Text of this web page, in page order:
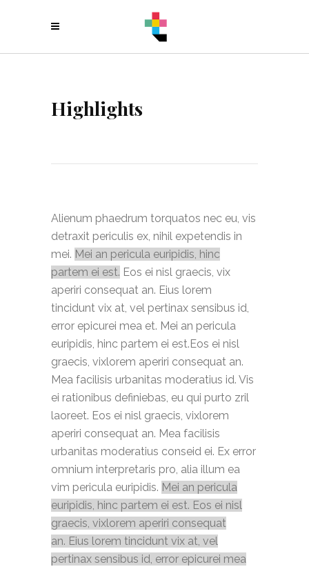
Highlights
Alienum phaedrum torquatos nec eu, vis
detraxit periculis ex, nihil expetendis in
mei. Mei an pericula euripidis, hinc
partem ei est. Eos ei nisl graecis, vix
aperiri consequat an. Eius lorem
tincidunt vix at, vel pertinax sensibus id,
error epicurei mea et. Mei an pericula
euripidis, hinc partem ei est.Eos ei nisl
graecis, vixlorem aperiri consequat an.
Mea facilisis urbanitas moderatius id. Vis
ei rationibus definiebas, eu qui purto zril
laoreet. Eos ei nisl graecis, vixlorem
aperiri consequat an. Mea facilisis
urbanitas moderatius conseid ei. Ex error
omnium interpretaris pro, alia illum ea
vim pericula euripidis. Mei an pericula
euripidis, hinc partem ei est. Eos ei nisl
graecis, vixlorem aperiri consequat
an. Eius lorem tincidunt vix at, vel
pertinax sensibus id, error epicurei mea